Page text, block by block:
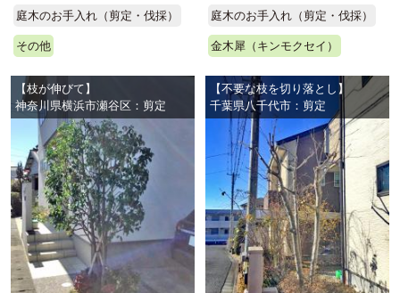
庭木のお手入れ（剪定・伐採）
その他
庭木のお手入れ（剪定・伐採）
金木犀（キンモクセイ）
【枝が伸びて】
神奈川県横浜市瀬谷区：剪定
【不要な枝を切り落とし】
千葉県八千代市：剪定